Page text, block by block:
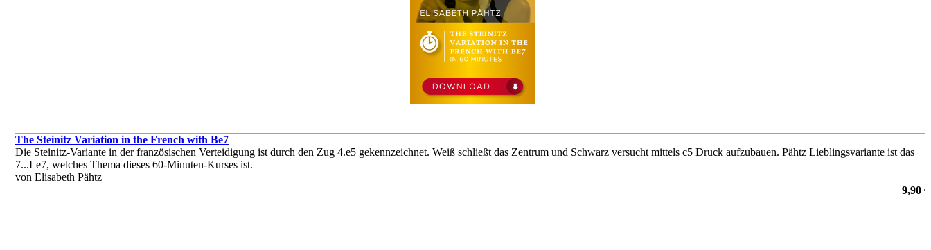
The Steinitz Variation in the French with Be7
Die Steinitz-Variante in der französischen Verteidigung ist durch den Zug 4.e5 gekennzeichnet. Weiß schließt das Zentrum und Schwarz versucht mittels c5 Druck aufzubauen. Pähtz Lieblingsvariante ist das
7...Le7, welches Thema dieses 60-Minuten-Kurses ist.
von Elisabeth Pähtz
9,90 €